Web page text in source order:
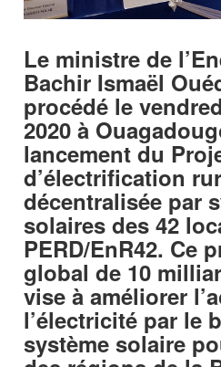
Le ministre de
Bachir Ismaël
procédé le
2020 à
lancement du
d’électrification
décentralisée par
solaires des 42
PERD/EnR42. Ce
global de 10
vise à améliorer
l’électricité par le
système solaire